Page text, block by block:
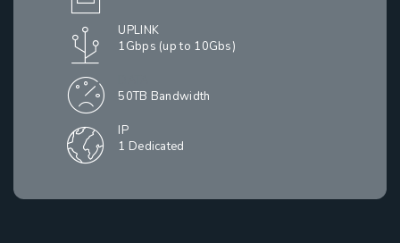
UPLINK
1Gbps (up to 10Gbs)
50TB Bandwidth
IP
1 Dedicated